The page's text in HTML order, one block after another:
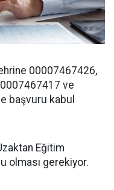
00007467426,
ve
başvuru kabul
Eğitim
olması gerekiyor.